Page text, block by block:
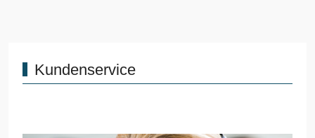
Kundenservice